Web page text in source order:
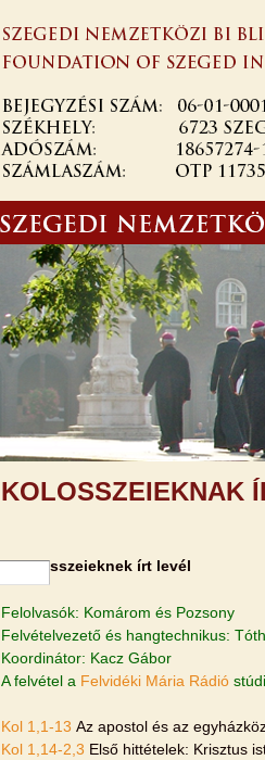
KOLOSSZEIEKNAK
A Kolosszeieknek írt levél
Felolvasók: Komárom és Pozsony
Felvételvezető és hangtechnikus:
Koordinátor: Kacz Gábor
A felvétel a Felvidéki Mária Rádió
Kol 1,1-13 Az apostol és az
Kol 1,14-2,3 Első hittételek: Krisztus